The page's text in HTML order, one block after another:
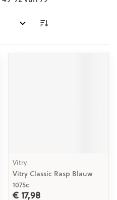
Vitry
Vitry Classic Rasp Blauw
1075c
€ 17,98